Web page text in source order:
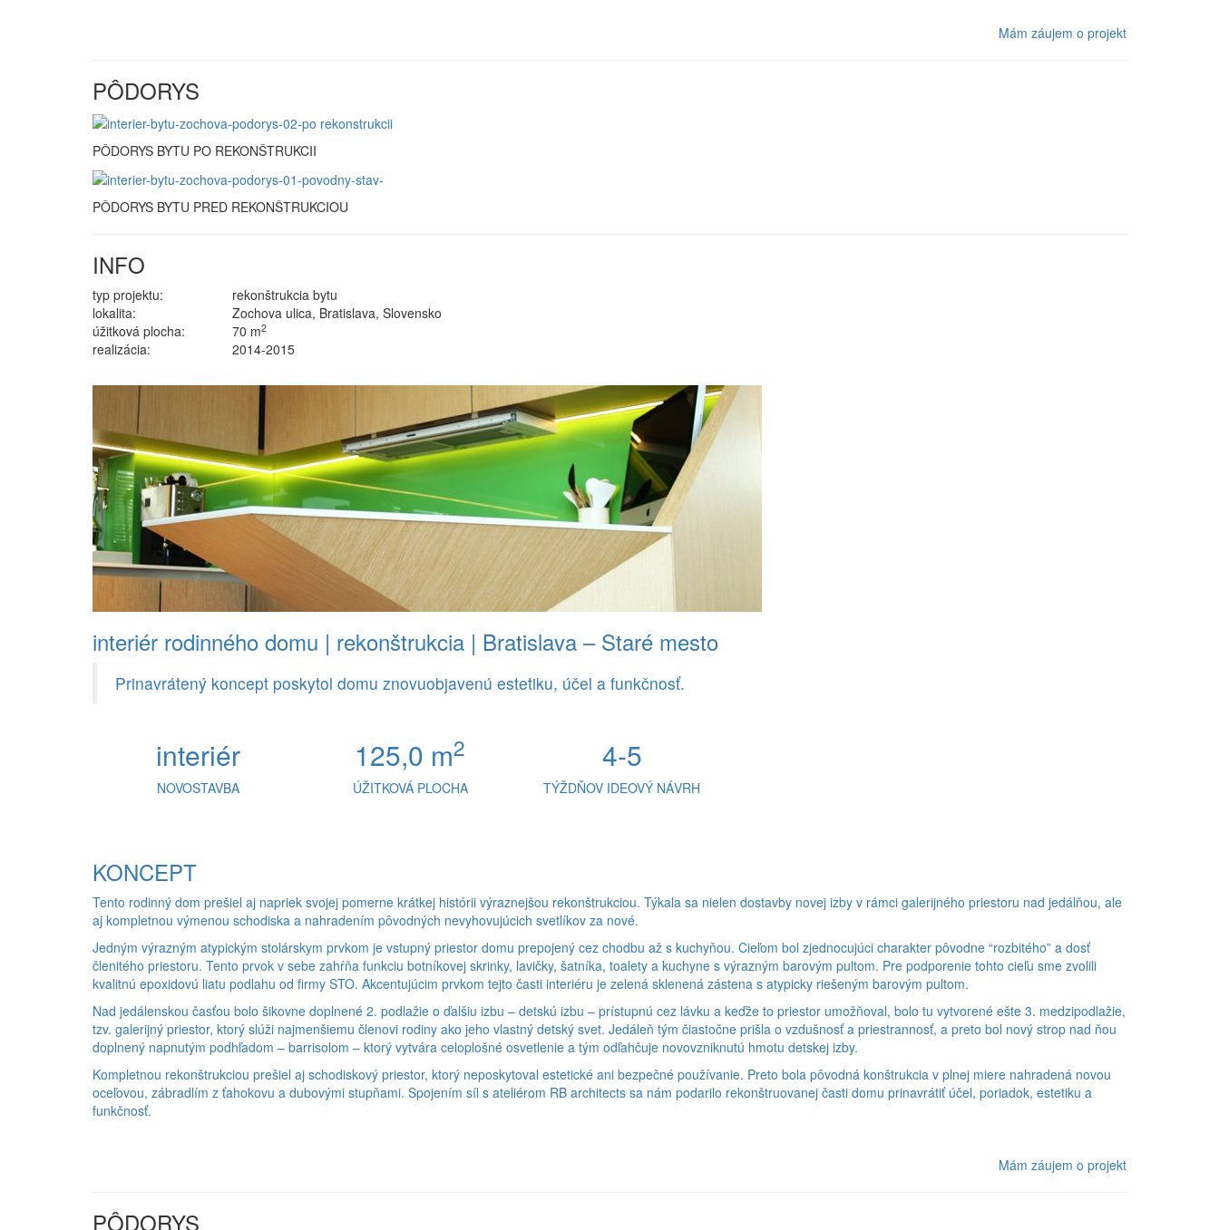
Mám záujem o projekt
PÔDORYS
PÔDORYS BYTU PO REKONŠTRUKCII
PÔDORYS BYTU PRED REKONŠTRUKCIOU
INFO
typ projektu:
rekonštrukcia bytu
lokalita:
Zochova ulica, Bratislava, Slovensko
úžitková plocha:
70 m2
realizácia: 2014-2015
interiér rodinného domu | rekonštrukcia | Bratislava – Staré mesto
Prinavrátený koncept poskytol domu znovuobjavenú estetiku, účel a funkčnosť.
interiér 125,0 m2 4-5
NOVOSTAVBA ÚŽITKOVÁ PLOCHA TÝŽDŇOV IDEOVÝ NÁVRH
KONCEPT
Tento rodinný dom prešiel aj napriek svojej pomerne krátkej histórii výraznejšou rekonštrukciou. Týkala sa nielen dostavby novej izby v rámci galerijného priestoru nad jedálňou, ale
aj kompletnou výmenou schodiska a nahradením pôvodných nevyhovujúcich svetlíkov za nové.
Jedným výrazným atypickým stolárskym prvkom je vstupný priestor domu prepojený cez chodbu až s kuchyňou. Cieľom bol zjednocujúci charakter pôvodne “rozbitého” a dosť
členitého priestoru. Tento prvok v sebe zahŕňa funkciu botníkovej skrinky, lavičky, šatníka, toalety a kuchyne s výrazným barovým pultom. Pre podporenie tohto cieľu sme zvolili
kvalitnú epoxidovú liatu podlahu od firmy STO. Akcentujúcim prvkom tejto časti interiéru je zelená sklenená zástena s atypicky riešeným barovým pultom.
Nad jedálenskou časťou bolo šikovne doplnené 2. podlažie o ďalšiu izbu – detskú izbu – prístupnú cez lávku a keďže to priestor umožňoval, bolo tu vytvorené ešte 3. medzipodlažie,
tzv. galerijný priestor, ktorý slúži najmenšiemu členovi rodiny ako jeho vlastný detský svet. Jedáleň tým čiastočne prišla o vzdušnosť a priestrannosť, a preto bol nový strop nad ňou
doplnený napnutým podhľadom – barrisolom – ktorý vytvára celoplošné osvetlenie a tým odľahčuje novovzniknutú hmotu detskej izby.
Kompletnou rekonštrukciou prešiel aj schodiskový priestor, ktorý neposkytoval estetické ani bezpečné používanie. Preto bola pôvodná konštrukcia v plnej miere nahradená novou
oceľovou, zábradlím z ťahokovu a dubovými stupňami. Spojením síl s ateliérom RB architects sa nám podarilo rekonštruovanej časti domu prinavrátiť účel, poriadok, estetiku a
funkčnosť.
Mám záujem o projekt
PÔDORYS